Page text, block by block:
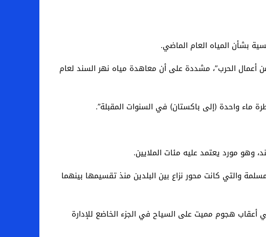
بشأن المياه العام الماضي.
أعمال الحرب”، مشددة على أن معاهدة مياه نهر السند لعام
والتي كانت محور نزاع بين البلدين منذ تقسيمها بينهما
المياه قناة نادرة للتواصل الدبلوماسي بين الجانبين حتى علقت الهند عضويتها في مايو 2025، في أعقاب هجوم مميت على السياح في الجزء الخاضع للإدارة